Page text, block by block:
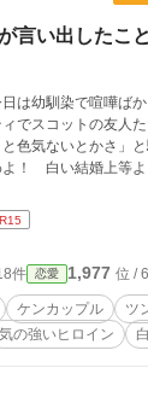
言い出したこ
は幼馴染で喧嘩ば
でスコットの友人
色気ないとかさ」
よ！ 白い結婚上等
R15
件 恋愛 1,977 位 /
ケンカップル ツ
気の強いヒロイン